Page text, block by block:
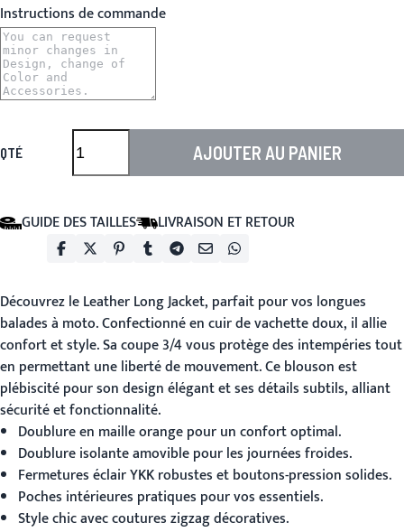
Instructions de commande
QTÉ AJOUTER AU PANIER
GUIDE DES TAILLES LIVRAISON ET RETOUR
Découvrez leLeather Long Jacket, parfait pour vos longues
balades à moto. Confectionné en cuir de vachette doux, il allie
confort et style. Sa coupe 3/4 vous protège des intempéries tout
en permettant une liberté de mouvement. Ce blouson est
plébiscité pour son design élégant et ses détails subtils, alliant
sécurité et fonctionnalité.
Doublure en maille orange pour un confort optimal.
Doublure isolante amovible pour les journées froides.
Fermetures éclair YKK robustes et boutons-pression solides.
Poches intérieures pratiques pour vos essentiels.
Style chic avec coutures zigzag décoratives.